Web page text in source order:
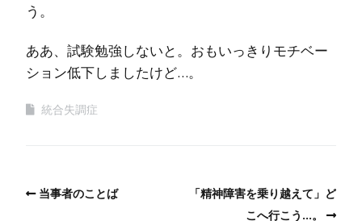
う。
ああ、試験勉強しないと。おもいっきりモチベー
ション低下しましたけど…。
統合失調症
当事者のことば
「精神障害を乗り越えて」ど
こへ行こう…。